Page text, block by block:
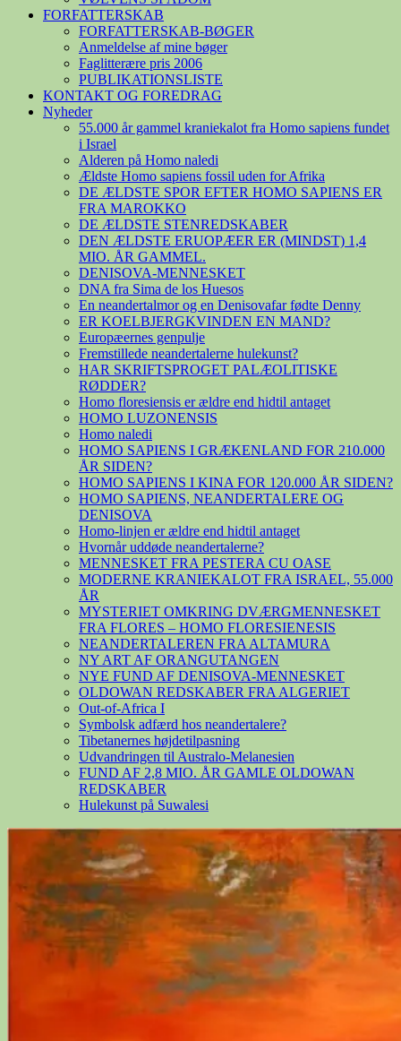
FORFATTERSKAB
FORFATTERSKAB-BØGER
Anmeldelse af mine bøger
Faglitterære pris 2006
PUBLIKATIONSLISTE
KONTAKT OG FOREDRAG
Nyheder
55.000 år gammel kraniekalot fra Homo sapiens fundet
i Israel
Alderen på Homo naledi
Ældste Homo sapiens fossil uden for Afrika
DE ÆLDSTE SPOR EFTER HOMO SAPIENS ER
FRA MAROKKO
DE ÆLDSTE STENREDSKABER
DEN ÆLDSTE ERUOPÆER ER (MINDST) 1,4
MIO. ÅR GAMMEL.
DENISOVA-MENNESKET
DNA fra Sima de los Huesos
En neandertalmor og en Denisovafar fødte Denny
ER KOELBJERGKVINDEN EN MAND?
Europæernes genpulje
Fremstillede neandertalerne hulekunst?
HAR SKRIFTSPROGET PALÆOLITISKE
RØDDER?
Homo floresiensis er ældre end hidtil antaget
HOMO LUZONENSIS
Homo naledi
HOMO SAPIENS I GRÆKENLAND FOR 210.000
ÅR SIDEN?
HOMO SAPIENS I KINA FOR 120.000 ÅR SIDEN?
HOMO SAPIENS, NEANDERTALERE OG
DENISOVA
Homo-linjen er ældre end hidtil antaget
Hvornår uddøde neandertalerne?
MENNESKET FRA PESTERA CU OASE
MODERNE KRANIEKALOT FRA ISRAEL, 55.000
ÅR
MYSTERIET OMKRING DVÆRGMENNESKET
FRA FLORES – HOMO FLORESIENESIS
NEANDERTALEREN FRA ALTAMURA
NY ART AF ORANGUTANGEN
NYE FUND AF DENISOVA-MENNESKET
OLDOWAN REDSKABER FRA ALGERIET
Out-of-Africa I
Symbolsk adfærd hos neandertalere?
Tibetanernes højdetilpasning
Udvandringen til Australo-Melanesien
FUND AF 2,8 MIO. ÅR GAMLE OLDOWAN
REDSKABER
Hulekunst på Suwalesi